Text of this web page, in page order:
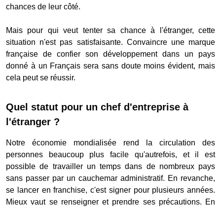
chances de leur côté.
Mais pour qui veut tenter sa chance à l'étranger, cette
situation n'est pas satisfaisante. Convaincre une marque
française de confier son développement dans un pays
donné à un Français sera sans doute moins évident, mais
cela peut se réussir.
Quel statut pour un chef d'entreprise à
l'étranger ?
Notre économie mondialisée rend la circulation des
personnes beaucoup plus facile qu'autrefois, et il est
possible de travailler un temps dans de nombreux pays
sans passer par un cauchemar administratif. En revanche,
se lancer en franchise, c'est signer pour plusieurs années.
Mieux vaut se renseigner et prendre ses précautions. En